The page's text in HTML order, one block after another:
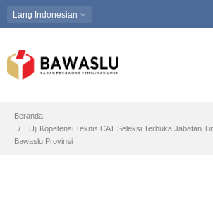
Lang Indonesian
Breadcrumb
Beranda
Uji Kopetensi Teknis CAT Seleksi Terbuka Jabatan
Bawaslu Provinsi